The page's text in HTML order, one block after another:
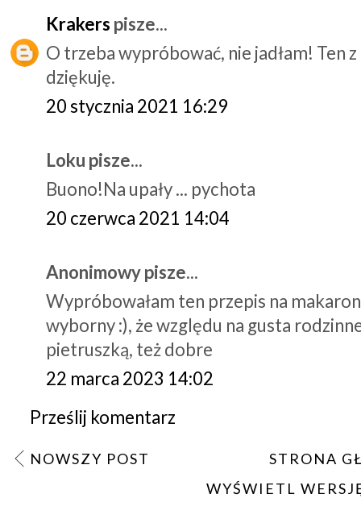
Krakers pisze...
O trzeba wypróbować, nie jadłam! Ten
dziękuję.
20 stycznia 2021 16:29
Loku pisze...
Buono!Na upały ... pychota
20 czerwca 2021 14:04
Anonimowy pisze...
Wypróbowałam ten przepis na
wyborny :), że względu na gusta
pietruszką, też dobre
22 marca 2023 14:02
Prześlij komentarz
NOWSZY POST
STRONA
WYŚWIETL